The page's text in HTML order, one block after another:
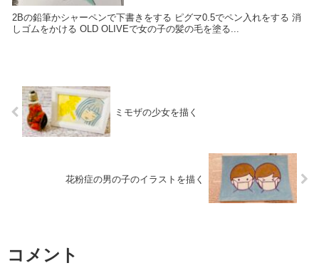
2Bの鉛筆かシャーペンで下書きをする ピグマ0.5でペン入れをする 消
しゴムをかける OLD OLIVEで女の子の髪の毛を塗る...
ミモザの少女を描く
花粉症の男の子のイラストを描く
コメント